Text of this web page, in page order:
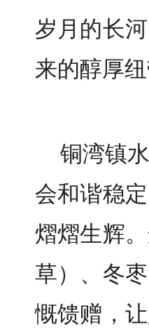
岁月的长
来的醇厚纽
铜湾镇
会和谐稳
熠熠生辉
草）、冬
慨馈赠，